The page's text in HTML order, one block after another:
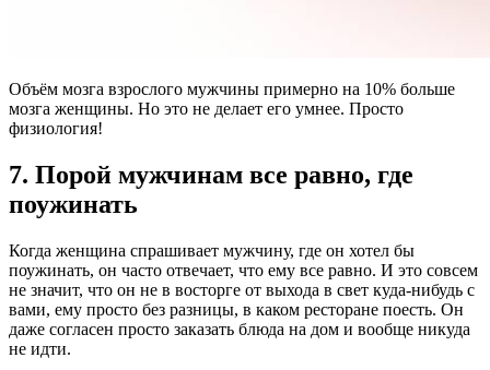
Объём мозга взрослого мужчины примерно на 10% больше
мозга женщины. Но это не делает его умнее. Просто
физиология!
7. Порой мужчинам все равно, где
поужинать
Когда женщина спрашивает мужчину, где он хотел бы
поужинать, он часто отвечает, что ему все равно. И это совсем
не значит, что он не в восторге от выхода в свет куда-нибудь с
вами, ему просто без разницы, в каком ресторане поесть. Он
даже согласен просто заказать блюда на дом и вообще никуда
не идти.